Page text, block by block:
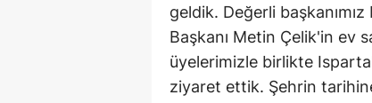
geldik. Değerli
Başkanı Metin Çelik'in ev
üyelerimizle birlikte
ziyaret ettik. Şehrin